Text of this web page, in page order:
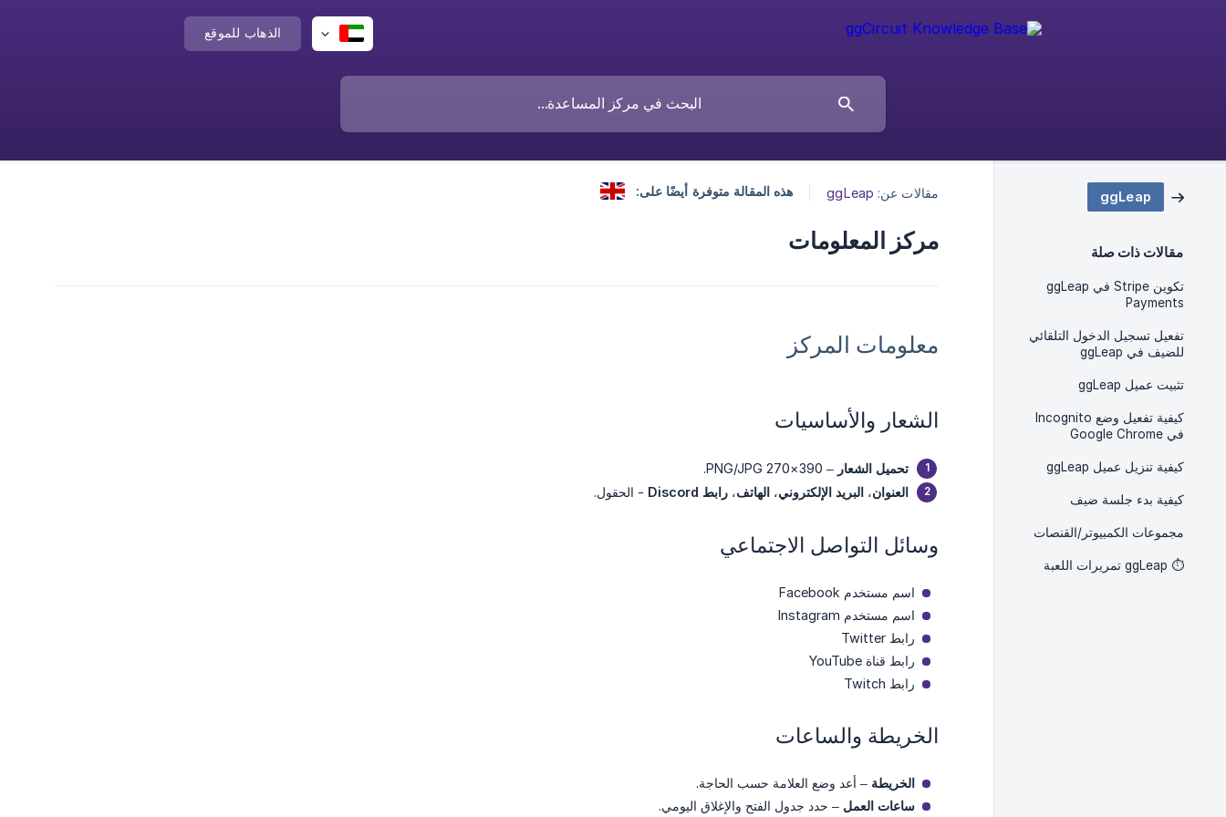
الذهاب للموقع
ggLeap
مقالات ذات صلة
تكوين Stripe في ggLeap
Payments
تفعيل تسجيل الدخول التلقائي
للضيف في ggLeap
تثبيت عميل ggLeap
كيفية تفعيل وضع Incognito
في Google Chrome
كيفية تنزيل عميل ggLeap
كيفية بدء جلسة ضيف
مجموعات الكمبيوتر/القنصات
⏱️ ggLeap تمريرات اللعبة
مقالات عن: ggLeap هذه المقالة متوفرة أيضًا على:
مركز المعلومات
معلومات المركز
الشعار والأساسيات
تحميل الشعار – 390×270 PNG/JPG.
العنوان، البريد الإلكتروني، الهاتف، رابط Discord - الحقول.
وسائل التواصل الاجتماعي
اسم مستخدم Facebook
اسم مستخدم Instagram
رابط Twitter
رابط قناة YouTube
رابط Twitch
الخريطة والساعات
الخريطة – أعد وضع العلامة حسب الحاجة.
ساعات العمل – حدد جدول الفتح والإغلاق اليومي.